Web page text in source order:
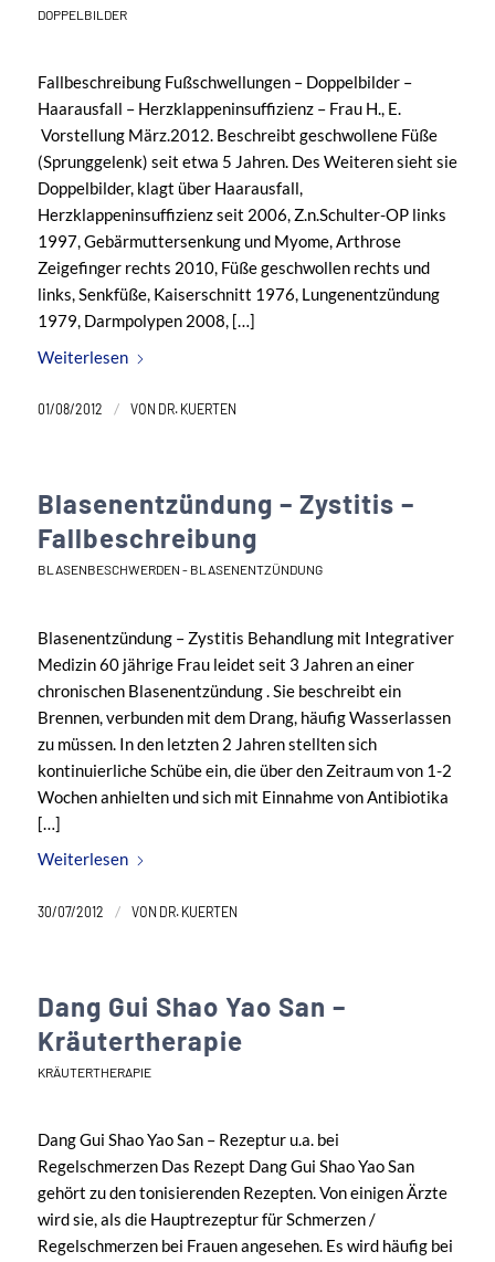
DOPPELBILDER
Fallbeschreibung Fußschwellungen – Doppelbilder –
Haarausfall – Herzklappeninsuffizienz – Frau H., E.
Vorstellung März.2012. Beschreibt geschwollene Füße
(Sprunggelenk) seit etwa 5 Jahren. Des Weiteren sieht sie
Doppelbilder, klagt über Haarausfall,
Herzklappeninsuffizienz seit 2006, Z.n.Schulter-OP links
1997, Gebärmuttersenkung und Myome, Arthrose
Zeigefinger rechts 2010, Füße geschwollen rechts und
links, Senkfüße, Kaiserschnitt 1976, Lungenentzündung
1979, Darmpolypen 2008, […]
Weiterlesen
01/08/2012 / VON DR. KUERTEN
Blasenentzündung – Zystitis –
Fallbeschreibung
BLASENBESCHWERDEN - BLASENENTZÜNDUNG
Blasenentzündung – Zystitis Behandlung mit Integrativer
Medizin 60 jährige Frau leidet seit 3 Jahren an einer
chronischen Blasenentzündung . Sie beschreibt ein
Brennen, verbunden mit dem Drang, häufig Wasserlassen
zu müssen. In den letzten 2 Jahren stellten sich
kontinuierliche Schübe ein, die über den Zeitraum von 1-2
Wochen anhielten und sich mit Einnahme von Antibiotika
[…]
Weiterlesen
30/07/2012 / VON DR. KUERTEN
Dang Gui Shao Yao San –
Kräutertherapie
KRÄUTERTHERAPIE
Dang Gui Shao Yao San – Rezeptur u.a. bei
Regelschmerzen Das Rezept Dang Gui Shao Yao San
gehört zu den tonisierenden Rezepten. Von einigen Ärzte
wird sie, als die Hauptrezeptur für Schmerzen /
Regelschmerzen bei Frauen angesehen. Es wird häufig bei